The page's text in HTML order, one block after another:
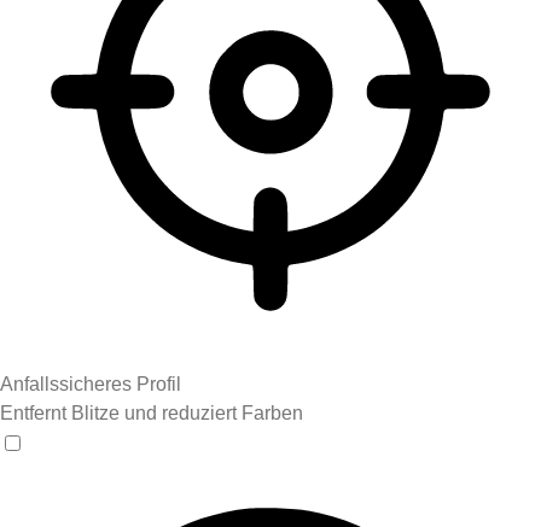
Anfallssicheres Profil
Entfernt Blitze und reduziert Farben